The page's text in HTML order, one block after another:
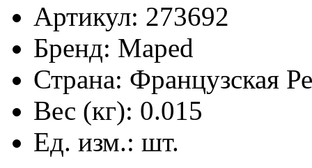
Артикул: 273692
Бренд: Maped
Страна: Французская
Вес (кг): 0.015
Ед. изм.: шт.